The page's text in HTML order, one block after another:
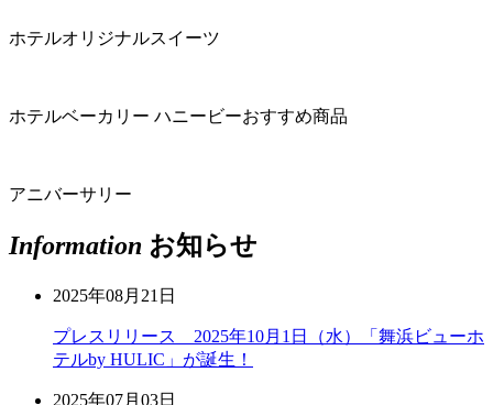
ホテルオリジナルスイーツ
ホテルベーカリー ハニービーおすすめ商品
アニバーサリー
Information お知らせ
2025年08月21日
プレスリリース 2025年10月1日（水）「舞浜ビューホ
テルby HULIC」が誕生！
2025年07月03日